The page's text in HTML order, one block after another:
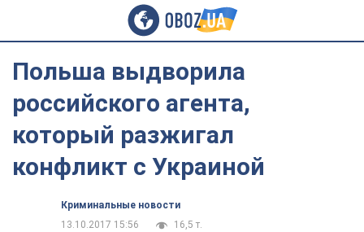
Польша выдворила
российского агента,
который разжигал
конфликт с Украиной
Криминальные новости
13.10.2017 15:56
16,5 т.